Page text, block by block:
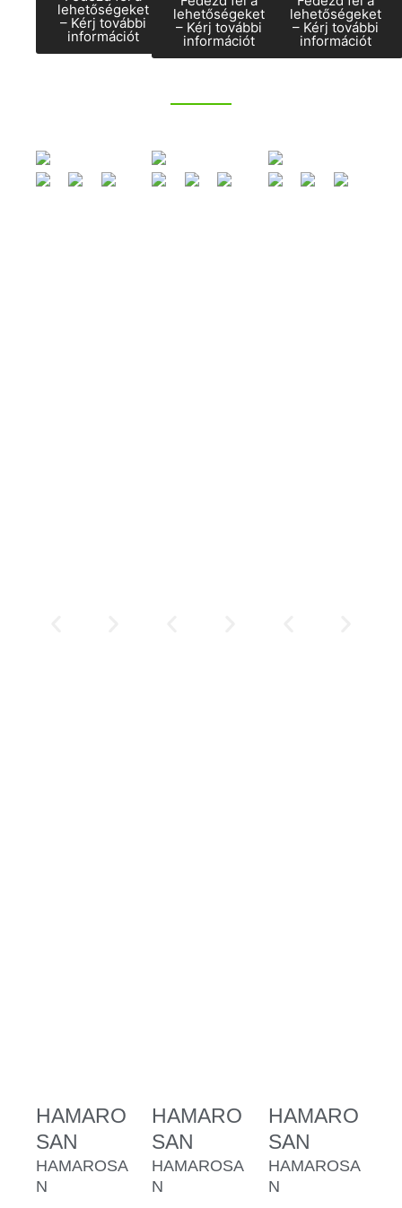
lehetőségeket
– Kérj további
információt
lehetőségeket
– Kérj további
információt
lehetőségeket
– Kérj további
információt
HAMARO
SAN
HAMAROSA
N
HAMARO
SAN
HAMAROSA
N
HAMARO
SAN
HAMAROSA
N